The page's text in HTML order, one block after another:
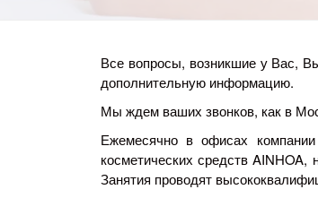
Все вопросы, возникшие у Вас,
дополнительную информацию.
Мы ждем ваших звонков, как в
Ежемесячно в офисах
косметических средств
Занятия проводят